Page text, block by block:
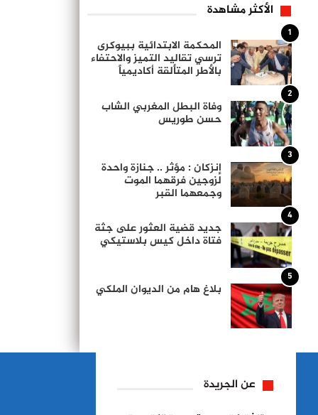
الأكثر مشاهدة
1
المحكمة الابتدائية ببيوكرى
ترسي تقاليد التميز والاحتفاء
بالأطر المتألقة أكاديمياً
2
وفاة البطل المغربي الشاب
حسن طوريس
3
إنزكان : مؤثر .. جنازة واحدة
لزوجين فرقهما الموت
وجمعهما القبر
4
جديد قضية العثور على جثة
فتاة داخل كيس بلاستيكي
5
بلاغ هام من الديوان الملكي
عن الجريدة